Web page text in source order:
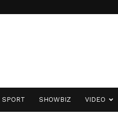
SPORT SHOWBIZ VIDEO